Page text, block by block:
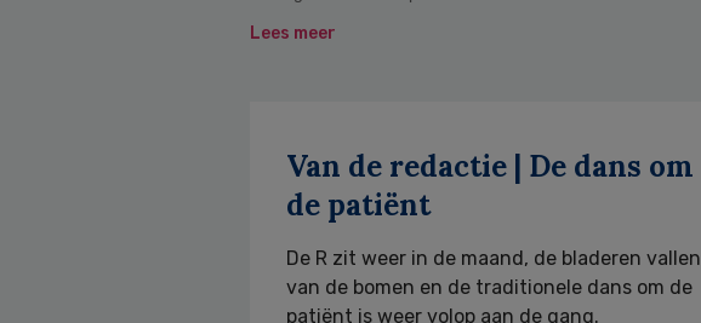
Lees meer
Van de redactie | De dans om
de patiënt
De R zit weer in de maand, de bladeren vallen
van de bomen en de traditionele dans om de
patiënt is weer volop aan de gang.